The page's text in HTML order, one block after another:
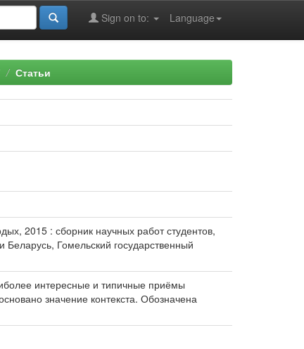
Language
Sign on to:
Статьи
2015 : сборник научных работ студентов,
Гомельский государственный
интересные и типичные приёмы
значение контекста. Обозначена